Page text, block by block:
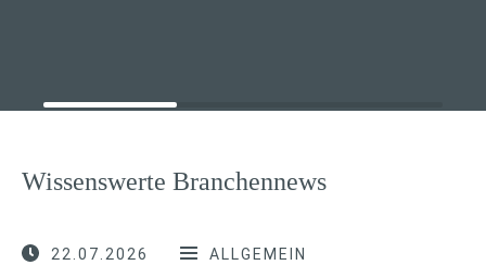
Wissenswerte Branchennews
22.07.2026 ALLGEMEIN